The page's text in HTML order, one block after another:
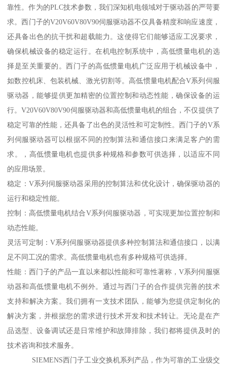
靠性。作为的PLC技术参数，我们深知机电领域对于驱动器的严苛要
求。西门子的V20V60V80V90伺服驱动器不仅具备精度和响应速度，
还具备出色的抗干扰和超载能力。这使得它们能够适应工况要求，
确保机械设备的稳定运行。在机电控制系统中，高低惯量电机的选
择是至关重要的。西门子的高低惯量电机广泛应用于机械设备中，
如数控机床、包装机械、激光切割等。高低惯量电机配合V系列伺服
驱动器，能够提供更加精密的位置控制和动态性能，确保设备的运
行。V20V60V80V90伺服驱动器和高低惯量电机的组合，不仅提供了
稳定可靠的性能，还具备了出色的灵活性和可定制性。西门子的V系
列伺服驱动器可以根据不同的控制算法和通信接口来满足客户的需
求。，高低惯量电机也提供多种规格和参数可供选择，以适应不同
的应用场景。
稳定：V系列伺服驱动器采用的控制算法和优化设计，确保驱动器的
运行和稳定性能。
控制：高低惯量电机结合V系列伺服驱动器，可实现更加位置控制和
动态性能。
灵活可定制：V系列伺服驱动器提供多种控制算法和通信接口，以满
足不同工况的需求。高低惯量电机也有多种规格可供选择。
性能：西门子的产品一直以来都以性能和可靠性著称，V系列伺服驱
动器和高低惯量电机不例外。通过与西门子的合作提供完善的技术
支持和解决方案。我们拥有一支技术团队，能够为您提供定制化的
解决方案，并根据您的需求进行技术开发和技术转让。无论是在产
品选型、设备调试还是日常维护和故障排除，我们都将提供及时的
技术咨询和技术服务。
SIEMENS西门子工业交换机系列产品，作为可靠的工业级交